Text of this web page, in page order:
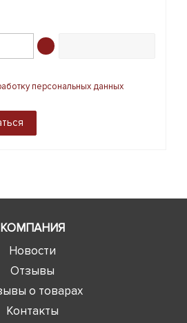
персональных данных
КОМПАНИЯ
Новости
Отзывы
о товарах
Контакты